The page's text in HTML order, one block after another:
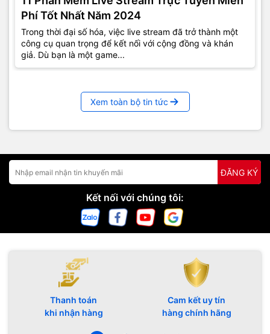
Phí Tốt Nhất Năm 2024
Trong thời đại số hóa, việc live stream đã trở thành một
công cụ quan trọng để kết nối với cộng đồng và khán
giả. Dù bạn là một game...
Xem toàn bộ tin tức
ĐĂNG KÝ
Kết nối với chúng tôi:
Thanh toán
khi nhận hàng
Cam kết uy tín
hàng chính hãng